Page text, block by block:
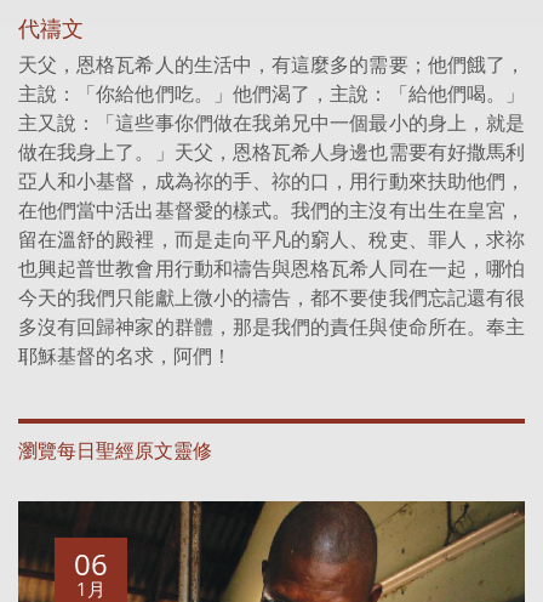
代禱文
天父，恩格瓦希人的生活中，有這麼多的需要；他們餓了，
主說：「你給他們吃。」他們渴了，主說：「給他們喝。」
主又說：「這些事你們做在我弟兄中一個最小的身上，就是
做在我身上了。」天父，恩格瓦希人身邊也需要有好撒馬利
亞人和小基督，成為祢的手、祢的口，用行動來扶助他們，
在他們當中活出基督愛的樣式。我們的主沒有出生在皇宮，
留在溫舒的殿裡，而是走向平凡的窮人、稅吏、罪人，求祢
也興起普世教會用行動和禱告與恩格瓦希人同在一起，哪怕
今天的我們只能獻上微小的禱告，都不要使我們忘記還有很
多沒有回歸神家的群體，那是我們的責任與使命所在。奉主
耶穌基督的名求，阿們！
瀏覽每日聖經原文靈修
06
1月